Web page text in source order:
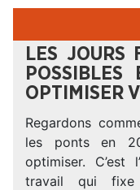
LES JOURS
OPTIMISER
Regardons
les ponts en
optimiser.
travail qui